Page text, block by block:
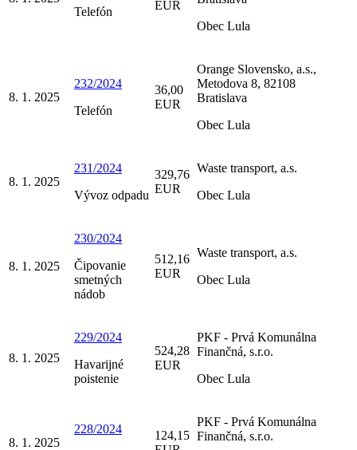
Telefón
EUR
Obec Lula
8. 1. 2025
232/2024
Telefón
36,00
EUR
Orange Slovensko, a.s.,
Metodova 8, 82108
Bratislava
Obec Lula
8. 1. 2025
231/2024
Vývoz odpadu
329,76
EUR
Waste transport, a.s.
Obec Lula
8. 1. 2025
230/2024
Čipovanie
smetných
nádob
512,16
EUR
Waste transport, a.s.
Obec Lula
8. 1. 2025
229/2024
Havarijné
poistenie
524,28
EUR
PKF - Prvá Komunálna
Finančná, s.r.o.
Obec Lula
8. 1. 2025
228/2024
124,15
PKF - Prvá Komunálna
Finančná, s.r.o.